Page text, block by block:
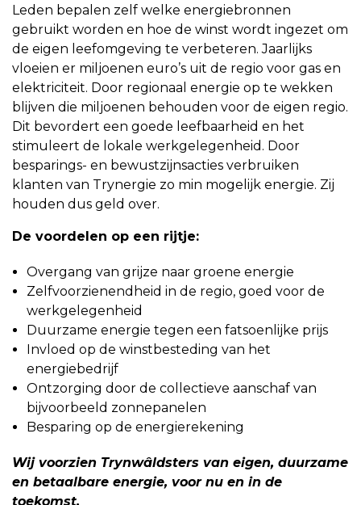
Leden bepalen zelf welke energiebronnen
gebruikt worden en hoe de winst wordt ingezet om
de eigen leefomgeving te verbeteren. Jaarlijks
vloeien er miljoenen euro’s uit de regio voor gas en
elektriciteit. Door regionaal energie op te wekken
blijven die miljoenen behouden voor de eigen regio.
Dit bevordert een goede leefbaarheid en het
stimuleert de lokale werkgelegenheid. Door
besparings- en bewustzijnsacties verbruiken
klanten van Trynergie zo min mogelijk energie. Zij
houden dus geld over.
De voordelen op een rijtje:
Overgang van grijze naar groene energie
Zelfvoorzienendheid in de regio, goed voor de
werkgelegenheid
Duurzame energie tegen een fatsoenlijke prijs
Invloed op de winstbesteding van het
energiebedrijf
Ontzorging door de collectieve aanschaf van
bijvoorbeeld zonnepanelen
Besparing op de energierekening
Wij voorzien Trynwâldsters van eigen, duurzame
en betaalbare energie, voor nu en in de
toekomst.